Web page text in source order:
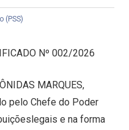
(PSS)
Nº 002/2026
MARQUES,
pelo Chefe do Poder
e na forma